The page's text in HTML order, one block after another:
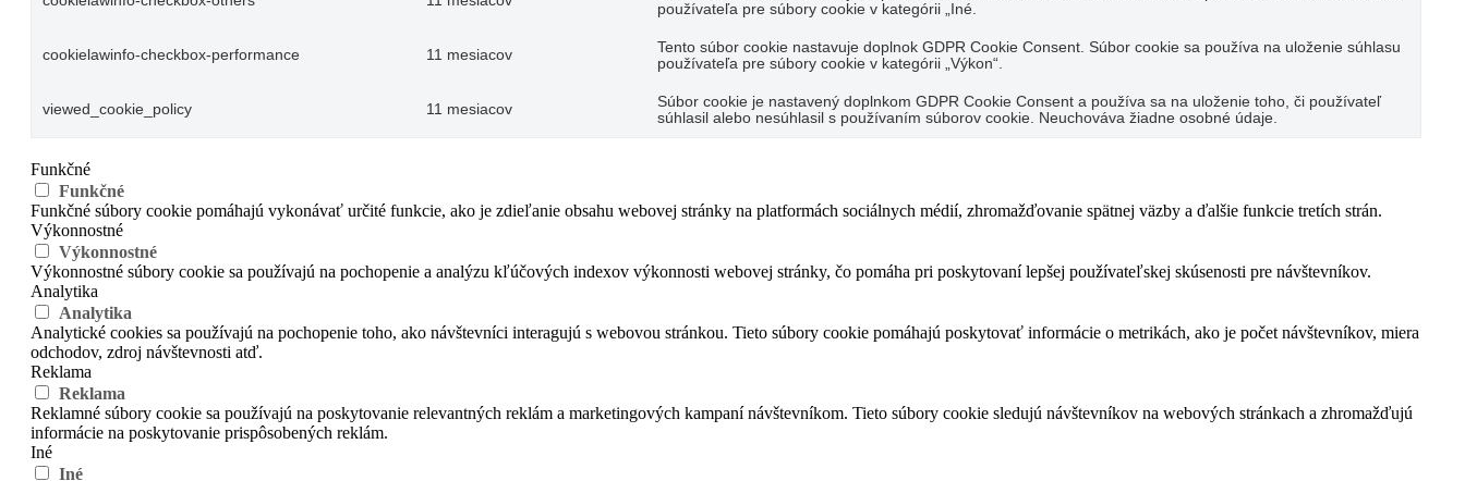
používateľa pre súbory cookie v kategórii „Iné.
cookielawinfo-checkbox-performance 11 mesiacov
Tento súbor cookie nastavuje doplnok GDPR Cookie Consent. Súbor cookie sa používa na uloženie súhlasu
používateľa pre súbory cookie v kategórii „Výkon“.
viewed_cookie_policy 11 mesiacov
Súbor cookie je nastavený doplnkom GDPR Cookie Consent a používa sa na uloženie toho, či používateľ
súhlasil alebo nesúhlasil s používaním súborov cookie. Neuchováva žiadne osobné údaje.
Funkčné
Funkčné
Funkčné súbory cookie pomáhajú vykonávať určité funkcie, ako je zdieľanie obsahu webovej stránky na platformách sociálnych médií, zhromažďovanie spätnej väzby a ďalšie funkcie tretích strán.
Výkonnostné
Výkonnostné
Výkonnostné súbory cookie sa používajú na pochopenie a analýzu kľúčových indexov výkonnosti webovej stránky, čo pomáha pri poskytovaní lepšej používateľskej skúsenosti pre návštevníkov.
Analytika
Analytika
Analytické cookies sa používajú na pochopenie toho, ako návštevníci interagujú s webovou stránkou. Tieto súbory cookie pomáhajú poskytovať informácie o metrikách, ako je počet návštevníkov, miera
odchodov, zdroj návštevnosti atď.
Reklama
Reklama
Reklamné súbory cookie sa používajú na poskytovanie relevantných reklám a marketingových kampaní návštevníkom. Tieto súbory cookie sledujú návštevníkov na webových stránkach a zhromažďujú
informácie na poskytovanie prispôsobených reklám.
Iné
Iné